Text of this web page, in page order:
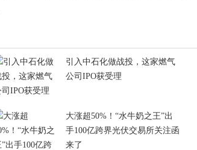
引入中石化做战投，这家燃气
公司IPO获受理
大涨超50%！“水牛奶之王”出
手100亿跨界光伏交易所关注函
来了